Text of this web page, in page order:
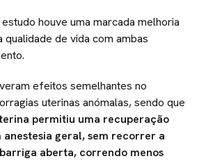
houve uma marcada melhoria
qualidade de vida com ambas
efeitos semelhantes no
uterinas anómalas, sendo que
permitiu uma recuperação
anestesia geral, sem recorrer a
aberta, correndo menos